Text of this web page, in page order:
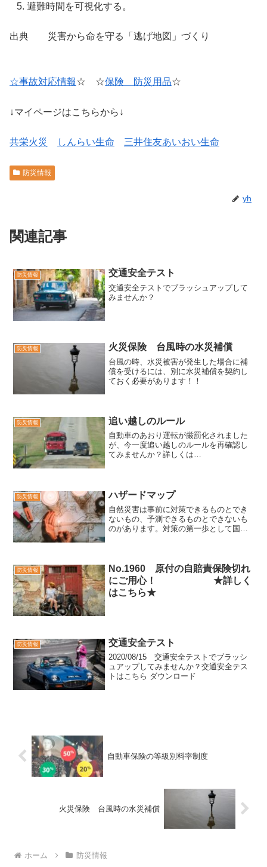
避難時間を可視化する。
出典 災害から命を守る「逃げ地図」づくり
☆事故対応情報☆ ☆保険 防災用品☆
↓マイページはこちらから↓
共栄火災 しんらい生命 三井住友あいおい生命
防災情報
yh
関連記事
防災情報 交通安全テスト
交通安全テストでブラッシュアップして
みませんか？
防災情報 火災保険 台風時の水災補償
台風の時、水災被害が発生した場合に補
償を受けるには、別に水災補償を契約し
ておく必要があります！！
防災情報 追い越しのルール
自動車のあおり運転が厳罰化されました
が、今一度追い越しのルールを再確認し
てみませんか？詳しくは
防災情報 ハザードマップ
自然災害は事前に対策できるものとでき
ないもの、予測できるものとできないも
のがあります。対策の第一歩として国土
https://www.river.go.jp/」:J-SHIS「地震ハ
ザードステーションhttp://www.j-
shis.bosai.go.jp/」で全国のハザードマッ
プを確認することができます。
防災情報
No.1960 原付の自賠責保険切れ
にご用心！ ★詳しく
はこちら★
防災情報 交通安全テスト
2020/08/15 交通安全テストでブラッシ
ュアップしてみませんか？交通安全テス
トはこちら ダウンロード
自動車保険の等級別料率制度
火災保険 台風時の水災補償
ホーム 防災情報